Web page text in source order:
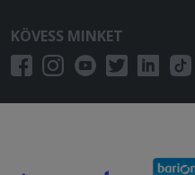
KÖVESS MINKET